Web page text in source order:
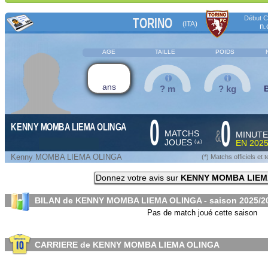
TORINO (ITA)
Début
AGE TAILLE POIDS
ans ? m ? kg
KENNY MOMBA LIEMA OLINGA 0 MATCHS
JOUES (*) &0
EN
Kenny MOMBA LIEMA OLINGA (*) Matchs officiels et
Donnez votre avis sur KENNY MOMBA
BILAN de KENNY MOMBA LIEMA OLINGA - saison 2025/
Pas de match joué cette saison
CARRIERE de KENNY MOMBA LIEMA OLINGA